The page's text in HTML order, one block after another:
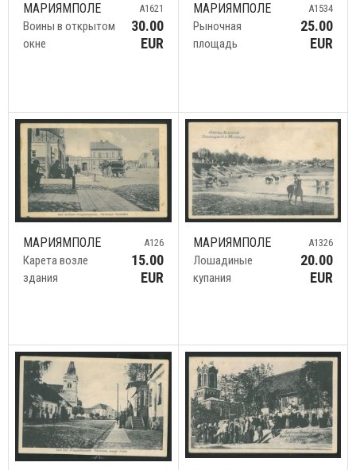
МАРИЯМПОЛЕ
Воины в открытом
окне
A1621
30.00
EUR
МАРИЯМПОЛЕ
Рыночная
площадь
A1534
25.00
EUR
МАРИЯМПОЛЕ
Карета возле
здания
A126
15.00
EUR
МАРИЯМПОЛЕ
Лошадиные
купания
A1326
20.00
EUR